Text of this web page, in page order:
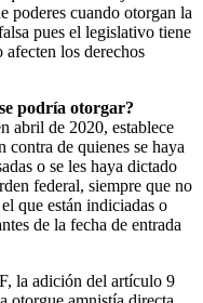
poderes cuando otorgan la
pues el legislativo tiene
los derechos
podría otorgar?
abril de 2020, establece
contra de quienes se haya
o se les haya dictado
federal, siempre que no
que están indiciadas o
de la fecha de entrada
la adición del artículo 9